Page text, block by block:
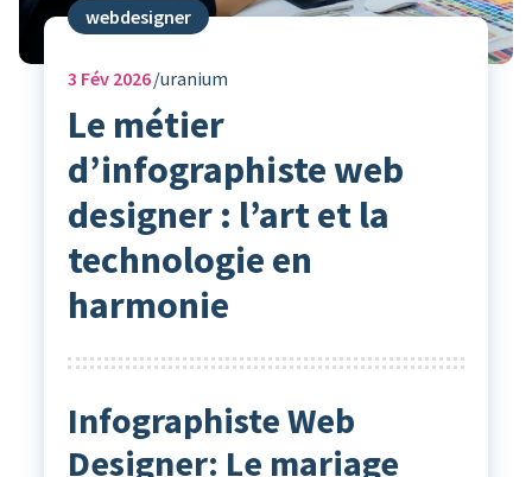
webdesigner
3 Fév 2026 uranium
Le métier
d’infographiste web
designer : l’art et la
technologie en
harmonie
Infographiste Web
Designer: Le mariage